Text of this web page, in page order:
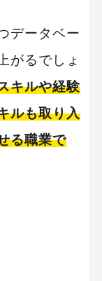
データベー
がるでしょ
キルや経験
ルも取り入
る職業で